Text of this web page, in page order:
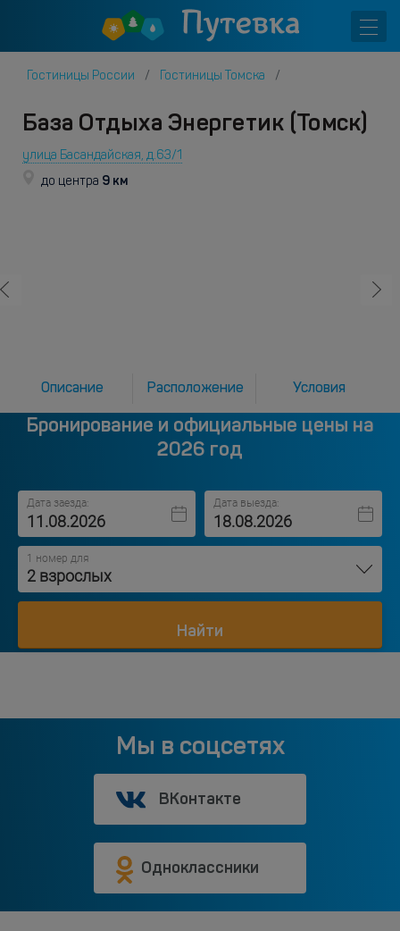
Гостиницы России Гостиницы Томска
База Отдыха Энергетик (Томск)
улица Басандайская, д.63/1
до центра 9 км
Описание Расположение Условия
Бронирование и официальные цены на
2026 год
Дата заезда: Дата выезда:
1 номер для
2 взрослых
Найти
Мы в соцсетях
ВКонтакте
Одноклассники